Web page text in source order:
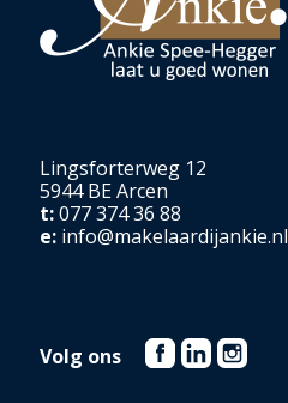
Lingsforterweg 12
5944 BE Arcen
t:077 374 36 88
e: info@makelaardijankie.nl
Volg ons